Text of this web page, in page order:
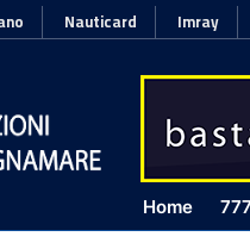
Nauticard Imray
Home